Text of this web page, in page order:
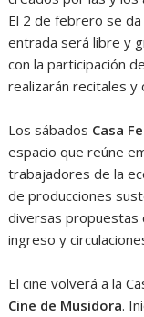
El 2 de febrero se da
entrada será libre y
con la participación
realizarán recitales y
Los sábados Casa
espacio que reúne
trabajadores de la
de producciones
diversas propuestas
ingreso y
El cine volverá a la
Cine de Musidora.